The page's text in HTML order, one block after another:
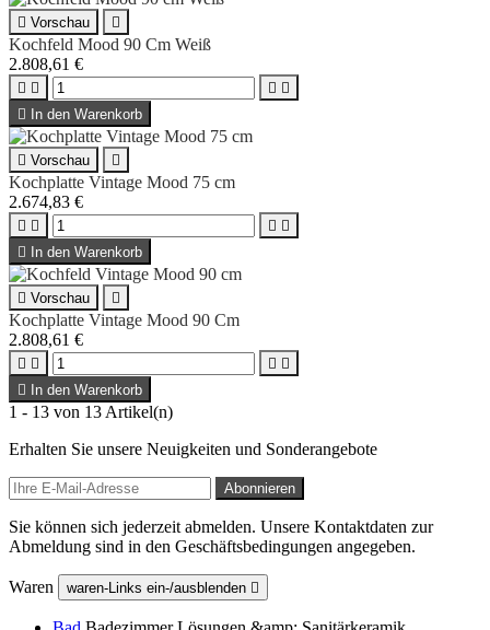
 Vorschau 
Kochfeld Mood 90 Cm Weiß
2.808,61 €
   
 In den Warenkorb
 Vorschau 
Kochplatte Vintage Mood 75 cm
2.674,83 €
   
 In den Warenkorb
 Vorschau 
Kochplatte Vintage Mood 90 Cm
2.808,61 €
   
 In den Warenkorb
1 - 13 von 13 Artikel(n)
Erhalten Sie unsere Neuigkeiten und Sonderangebote
Sie können sich jederzeit abmelden. Unsere Kontaktdaten zur
Abmeldung sind in den Geschäftsbedingungen angegeben.
Waren waren-Links ein-/ausblenden 